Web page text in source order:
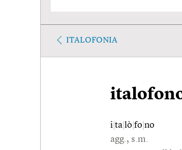
ITALOFONIA
i ta lò fo no
agg., s.m.